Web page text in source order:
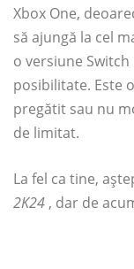
Xbox One,
să ajungă la cel
o versiune
posibilitate. Este
pregătit sau nu
de limitat.
La fel ca tine,
2K24 , dar de